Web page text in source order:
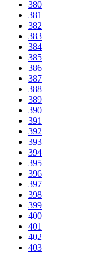
380
381
382
383
384
385
386
387
388
389
390
391
392
393
394
395
396
397
398
399
400
401
402
403